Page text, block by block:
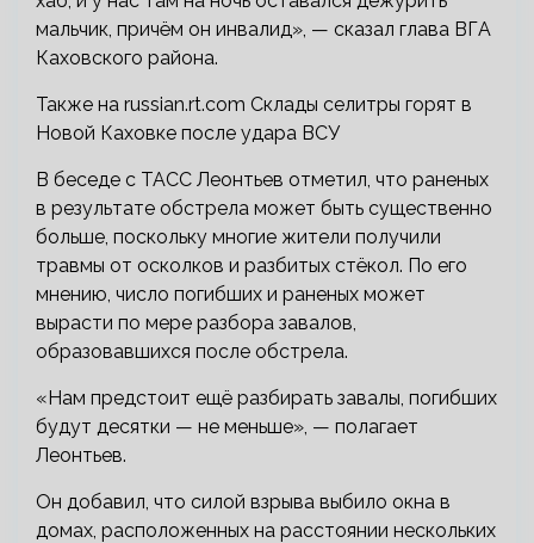
мальчик, причём он инвалид», — сказал глава ВГА
Каховского района.
Также на russian.rt.com Склады селитры горят в
Новой Каховке после удара ВСУ
В беседе с ТАСС Леонтьев отметил, что раненых
в результате обстрела может быть существенно
больше, поскольку многие жители получили
травмы от осколков и разбитых стёкол. По его
мнению, число погибших и раненых может
вырасти по мере разбора завалов,
образовавшихся после обстрела.
«Нам предстоит ещё разбирать завалы, погибших
будут десятки — не меньше», — полагает
Леонтьев.
Он добавил, что силой взрыва выбило окна в
домах, расположенных на расстоянии нескольких